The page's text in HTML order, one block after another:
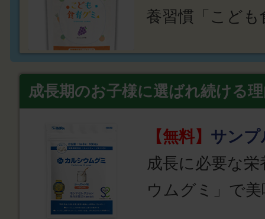
養習慣「こども
成長期のお子様に選ばれ続ける
【無料】 サンプ
成長に必要な
ウムグミ」で